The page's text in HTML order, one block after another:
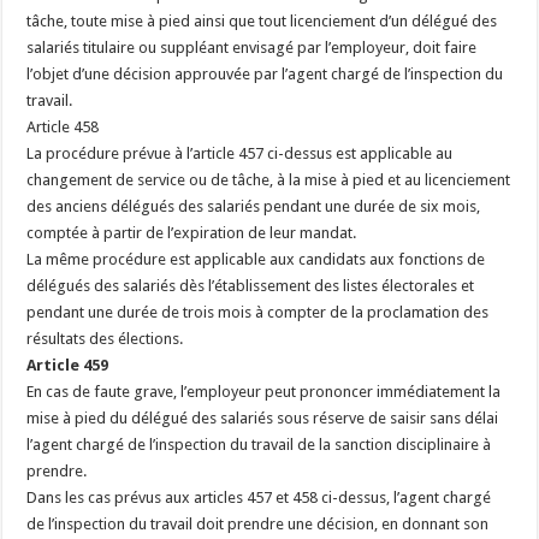
tâche, toute mise à pied ainsi que tout licenciement d’un délégué des
salariés titulaire ou suppléant envisagé par l’employeur, doit faire
l’objet d’une décision approuvée par l’agent chargé de l’inspection du
travail.
Article 458
La procédure prévue à l’article 457 ci-dessus est applicable au
changement de service ou de tâche, à la mise à pied et au licenciement
des anciens délégués des salariés pendant une durée de six mois,
comptée à partir de l’expiration de leur mandat.
La même procédure est applicable aux candidats aux fonctions de
délégués des salariés dès l’établissement des listes électorales et
pendant une durée de trois mois à compter de la proclamation des
résultats des élections.
Article 459
En cas de faute grave, l’employeur peut prononcer immédiatement la
mise à pied du délégué des salariés sous réserve de saisir sans délai
l’agent chargé de l’inspection du travail de la sanction disciplinaire à
prendre.
Dans les cas prévus aux articles 457 et 458 ci-dessus, l’agent chargé
de l’inspection du travail doit prendre une décision, en donnant son